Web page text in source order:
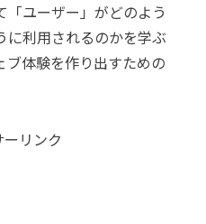
ユーザー」がどのよう
に利用されるのかを学ぶ
ブ体験を作り出すための
リンク